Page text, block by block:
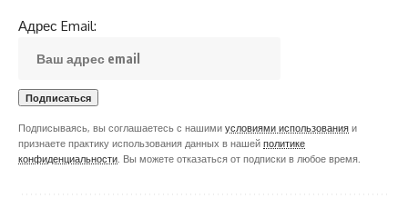
Адрес Email:
Подписываясь, вы соглашаетесь с нашими условиями использования и
признаете практику использования данных в нашей политике
конфиденциальности . Вы можете отказаться от подписки в любое время.